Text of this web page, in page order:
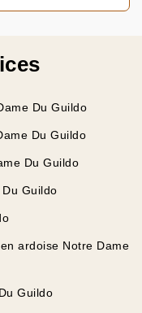
Du Guildo
Du Guildo
Du Guildo
Guildo
ardoise Notre Dame
Guildo